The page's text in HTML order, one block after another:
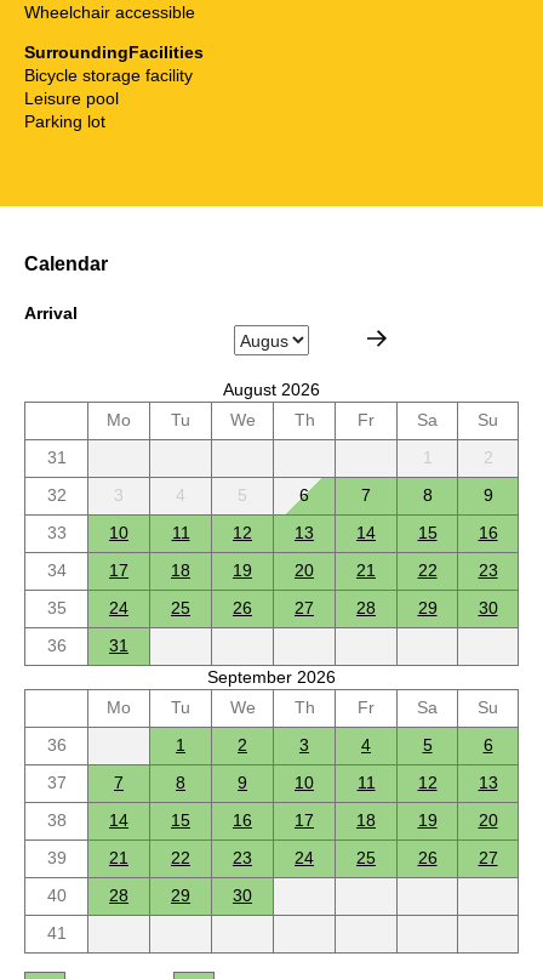
Wheelchair accessible
SurroundingFacilities
Bicycle storage facility
Leisure pool
Parking lot
Calendar
Arrival
August 2026
Mo
Tu We Th Fr Sa
Su
31
1
2
32
3 4 5 6 7 8
9
33
10 11 12 13 14 15
16
34
17 18 19 20 21 22
23
35
24 25 26 27 28 29
30
36
31
September 2026
Mo
Tu We Th Fr Sa
Su
36
1 2 3 4 5
6
37
7 8 9 10 11 12
13
38
14 15 16 17 18 19
20
39
21 22 23 24 25 26
27
40
28 29
30
41